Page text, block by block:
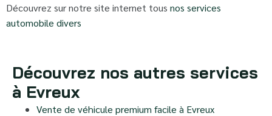
Découvrez sur notre site internet tous nos services
automobile divers
Découvrez nos autres services
à Evreux
Vente de véhicule premium facile à Evreux